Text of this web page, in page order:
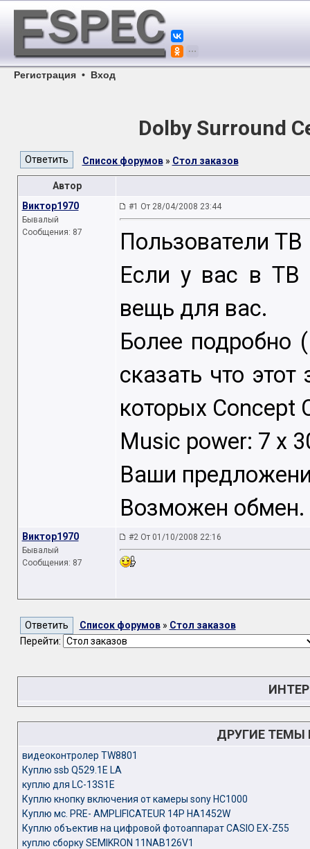
Регистрация • Вход
Dolby Surround
Список форумов» Стол заказов
Автор
Виктор1970
Бывалый
Сообщения: 87
#1 От 28/04/2008 23:44
Пользователи ТВ
Если у вас в ТВ
вещь для вас.
Более подробно
сказать что
которых Concept
Music power: 7 x
Ваши
Возможен обмен.
Виктор1970
Бывалый
Сообщения: 87
#2 От 01/10/2008 22:16
Список форумов» Стол заказов
Перейти:
ДРУГИЕ ТЕМЫ
видеоконтролер TW8801
Куплю ssb Q529.1E LA
куплю для LC-13S1E
Куплю кнопку включения от камеры sony HC1000
Куплю мс. PRE- AMPLIFICATEUR 14P HA1452W
Куплю объектив на цифровой фотоаппарат CASIO EX-Z55
куплю сборку SEMIKRON 11NAB126V1